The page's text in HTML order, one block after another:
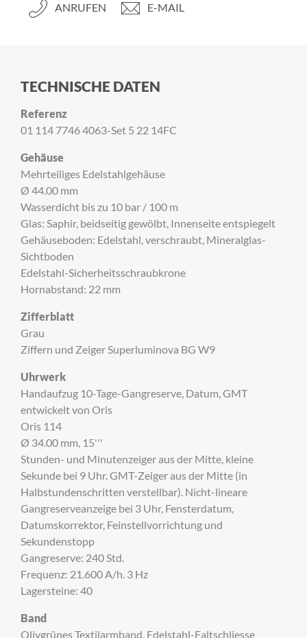
ANRUFEN E-MAIL
TECHNISCHE DATEN
Referenz
01 114 7746 4063-Set 5 22 14FC
Gehäuse
Mehrteiliges Edelstahlgehäuse
Ø 44.00 mm
Wasserdicht bis zu 10 bar / 100 m
Glas: Saphir, beidseitig gewölbt, Innenseite entspiegelt
Gehäuseboden: Edelstahl, verschraubt, Mineralglas-
Sichtboden
Edelstahl-Sicherheitsschraubkrone
Hornabstand: 22 mm
Zifferblatt
Grau
Ziffern und Zeiger Superluminova BG W9
Uhrwerk
Handaufzug 10-Tage-Gangreserve, Datum, GMT
entwickelt von Oris
Oris 114
Ø 34.00 mm, 15'''
Stunden- und Minutenzeiger aus der Mitte, kleine
Sekunde bei 9 Uhr. GMT-Zeiger aus der Mitte (in
Halbstundenschritten verstellbar). Nicht-lineare
Gangreserveanzeige bei 3 Uhr, Fensterdatum,
Datumskorrektor, Feinstellvorrichtung und
Sekundenstopp
Gangreserve: 240 Std.
Frequenz: 21.600 A/h. 3 Hz
Lagersteine: 40
Band
Olivgrünes Textilarmband, Edelstahl-Faltschliesse
ANMELDUNG ZUM
NEWSLETTER
Melden Sie sich zu unserem Newsletter an.